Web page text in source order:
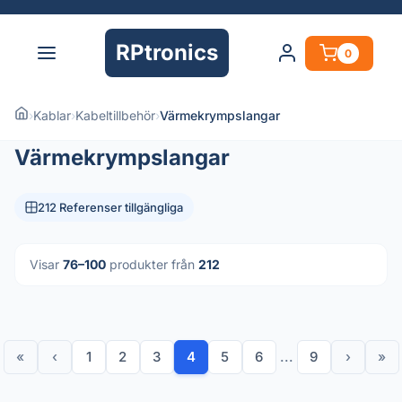
RPtronics 0
›Kablar›Kabeltillbehör›Värmekrympslangar
Värmekrympslangar
212 Referenser tillgängliga
Visar 76–100 produkter från 212
« ‹ 1 2 3 4 5 6 ... 9 › »